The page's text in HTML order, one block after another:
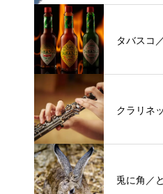
タバスコ
クラリネ
兎に角／